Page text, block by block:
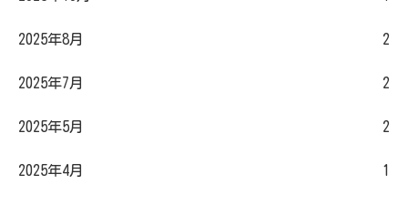
2025年8月 2
2025年7月 2
2025年5月 2
2025年4月 1